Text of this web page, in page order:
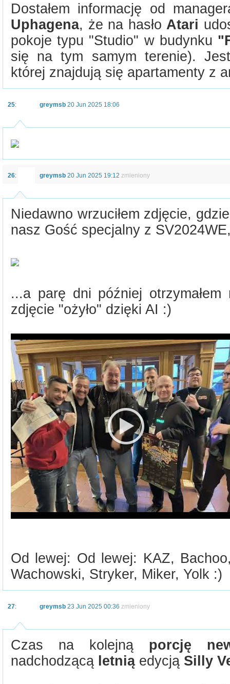
Dostałem informację od
Uphagena, że na hasło Atari
pokoje typu "Studio" w budynku
się na tym samym terenie).
której znajdują się apartamenty z
25: greymsb 20 Jun 2025 18:06
26: greymsb 20 Jun 2025 19:12 zmieniony
Niedawno wrzuciłem zdjęcie,
nasz Gość specjalny z
...a parę dni później
zdjęcie "ożyło" dzięki AI :)
Od lewej: Od lewej: KAZ,
Wachowski, Stryker, Miker, Yolk :)
27: greymsb 23 Jun 2025 00:36 zmieniony
Czas na kolejną porcję
nadchodzącą letniąedycją Silly